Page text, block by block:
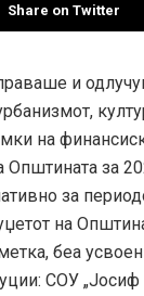
Share on Twitter
и
на
Општината за
за
на
беа
СОУ „Јосиф